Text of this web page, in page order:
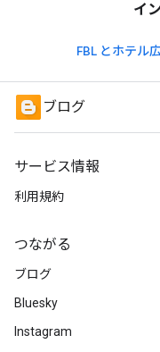
イ
FBL とホテル
ブログ
サービス情報
利用規約
つながる
ブログ
Bluesky
Instagram